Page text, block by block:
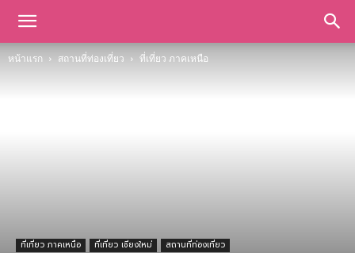
หน้าแรก สถานที่ท่องเที่ยว ที่เที่ยว ภาคเหนือ
ที่เที่ยว ภาคเหนือ ที่เที่ยว เชียงใหม่ สถานที่ท่องเที่ยว